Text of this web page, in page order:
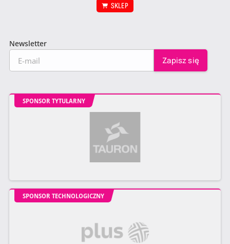
SKLEP
Newsletter
SPONSOR TYTULARNY
SPONSOR TECHNOLOGICZNY